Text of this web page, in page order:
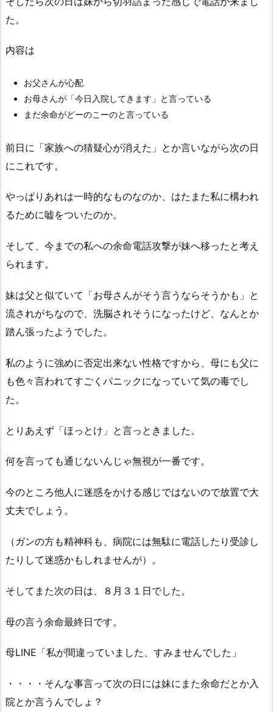
た。
内容は
お父さんが心配
お母さんが「今日入院してきます」と言っている
まだ余命がどーのこーのと言っている
前日に「家族への猜疑心が消えた」とか言いながら次の日
にこれです。
やっぱりあれは一時的なものなのか、はたまた私に構われ
るために嘘をついたのか。
そして、今までの私への余命電話攻撃が妹へ移ったと考え
られます。
妹は父と似ていて「お母さんがそう言うならそうかも」と
流されがちなので、洗脳されそうになったけど、なんとか
踏ん張ったようでした。
私のように強めに否定出来ない性格ですから、母にも父に
も色々言われてすごくパニックになっていて気の毒でし
た。
とりあえず「ほっとけ」と言っときました。
何を言っても通じないんじゃ無視が一番です。
今のところ他人に迷惑をかける感じではないので放置で大
丈夫でしょう。
（ガンの方も精神科も、病院には無駄に電話したり受診し
たりして迷惑かもしれませんが）。
そしてまた次の日は、８月３１日でした。
母の言う余命最終日です。
母LINE「私が間違っていました、すみませんでした」
・・・・そんな事言って次の日には妹にまた余命だとか入
院とか言うんでしょ？